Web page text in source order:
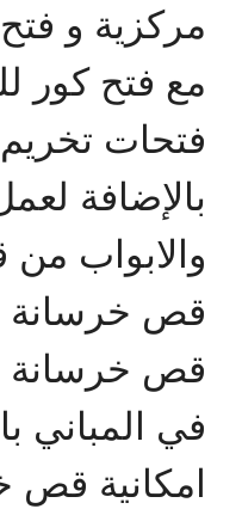
مركزية و
مع فتح كور
فتحات
بالإضافة
والابواب
قص خرسانة
قص خرسانة
في المباني
امكانية قص